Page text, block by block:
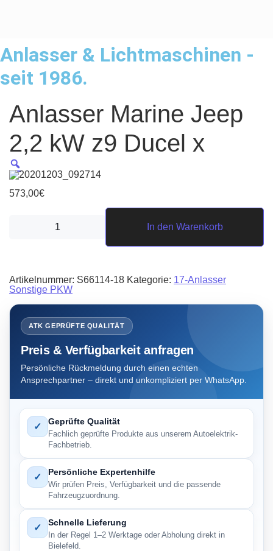
Anlasser & Lichtmaschinen -
seit 1986.
Anlasser Marine Jeep
2,2 kW z9 Ducel x
573,00€
Anlasser Marine Jeep 2,2 kW z9 Ducel x Menge
In den Warenkorb
Artikelnummer: S66114-18 Kategorie: 17-Anlasser
Sonstige PKW
ATK GEPRÜFTE QUALITÄT
Preis & Verfügbarkeit anfragen
Persönliche Rückmeldung durch einen echten
Ansprechpartner – direkt und unkompliziert per WhatsApp.
✓ Geprüfte Qualität
Fachlich geprüfte Produkte aus unserem Autoelektrik-
Fachbetrieb.
✓ Persönliche Expertenhilfe
Wir prüfen Preis, Verfügbarkeit und die passende
Fahrzeugzuordnung.
✓ Schnelle Lieferung
In der Regel 1–2 Werktage oder Abholung direkt in
Bielefeld.